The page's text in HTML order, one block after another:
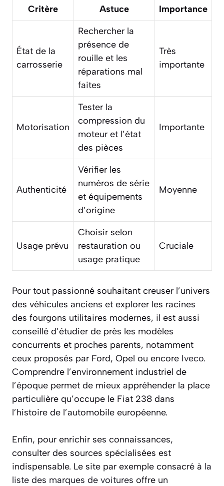
Critère Astuce Importance
État de la
carrosserie
Rechercher la
présence de
rouille et les
réparations mal
faites
Très
importante
Motorisation
Tester la
compression du
moteur et l’état
des pièces
Importante
Authenticité
Vérifier les
numéros de série
et équipements
d’origine
Moyenne
Usage prévu
Choisir selon
restauration ou
usage pratique
Cruciale
Pour tout passionné souhaitant creuser l’univers
des véhicules anciens et explorer les racines
des fourgons utilitaires modernes, il est aussi
conseillé d’étudier de près les modèles
concurrents et proches parents, notamment
ceux proposés par Ford, Opel ou encore Iveco.
Comprendre l’environnement industriel de
l’époque permet de mieux appréhender la place
particulière qu’occupe le Fiat 238 dans
l’histoire de l’automobile européenne.
Enfin, pour enrichir ses connaissances,
consulter des sources spécialisées est
indispensable. Le site par exemple consacré à la
liste des marques de voitures offre un